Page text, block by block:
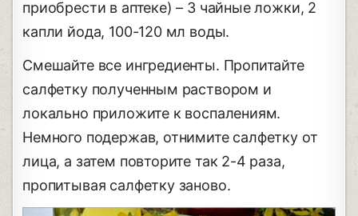
приобрести в аптеке) – 3 чайные ложки, 2
капли йода, 100-120 мл воды.
Смешайте все ингредиенты. Пропитайте
салфетку полученным раствором и
локально приложите к воспалениям.
Немного подержав, отнимите салфетку от
лица, а затем повторите так 2-4 раза,
пропитывая салфетку заново.